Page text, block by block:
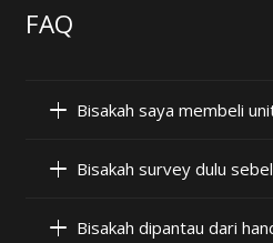
FAQ
Bisakah saya membeli
Bisakah survey dulu
Bisakah dipantau dari